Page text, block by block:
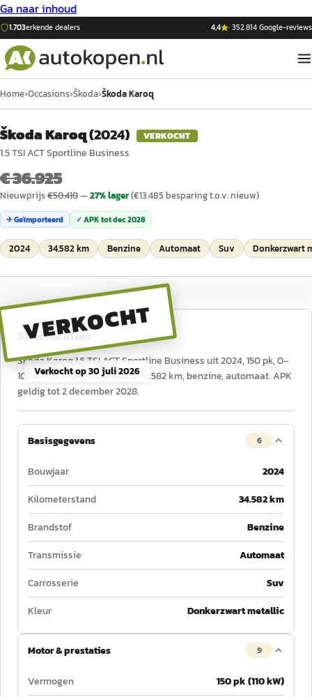
Ga naar inhoud
1.703erkende dealers 4,4 ·352.814Google-reviews
Home›Occasions›Škoda›Škoda Karoq
Škoda Karoq(2024) VERKOCHT
1.5 TSI ACT Sportline Business
€ 36.925
Nieuwprijs€50.410—27% lager(€13.485 besparing t.o.v. nieuw)
✈ Geïmporteerd ✓ APK totdec 2028
2024 34.582 km Benzine Automaat Suv Donkerzwart
VERKOCHT
Verkocht op30 juli 2026
Specificaties
Škoda Karoq 1.5 TSI ACT Sportline Business uit 2024, 150 pk, 0–
100 km/u in 9 s, tellerstand 34.582 km, benzine, automaat. APK
geldig tot 2 december 2028.
Basisgegevens 6
Bouwjaar
2024
Kilometerstand
34.582 km
Brandstof
Benzine
Transmissie
Automaat
Carrosserie
Suv
Kleur
Donkerzwart metallic
Motor & prestaties 9
Vermogen
150 pk (110 kW)